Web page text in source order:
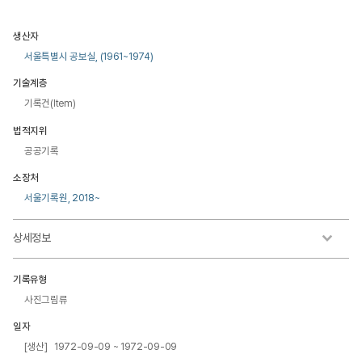
생산자
서울특별시 공보실, (1961~1974)
기술계층
기록건(Item)
법적지위
공공기록
소장처
서울기록원, 2018~
상세정보
기록유형
사진그림류
일자
[생산] 1972-09-09 ~ 1972-09-09